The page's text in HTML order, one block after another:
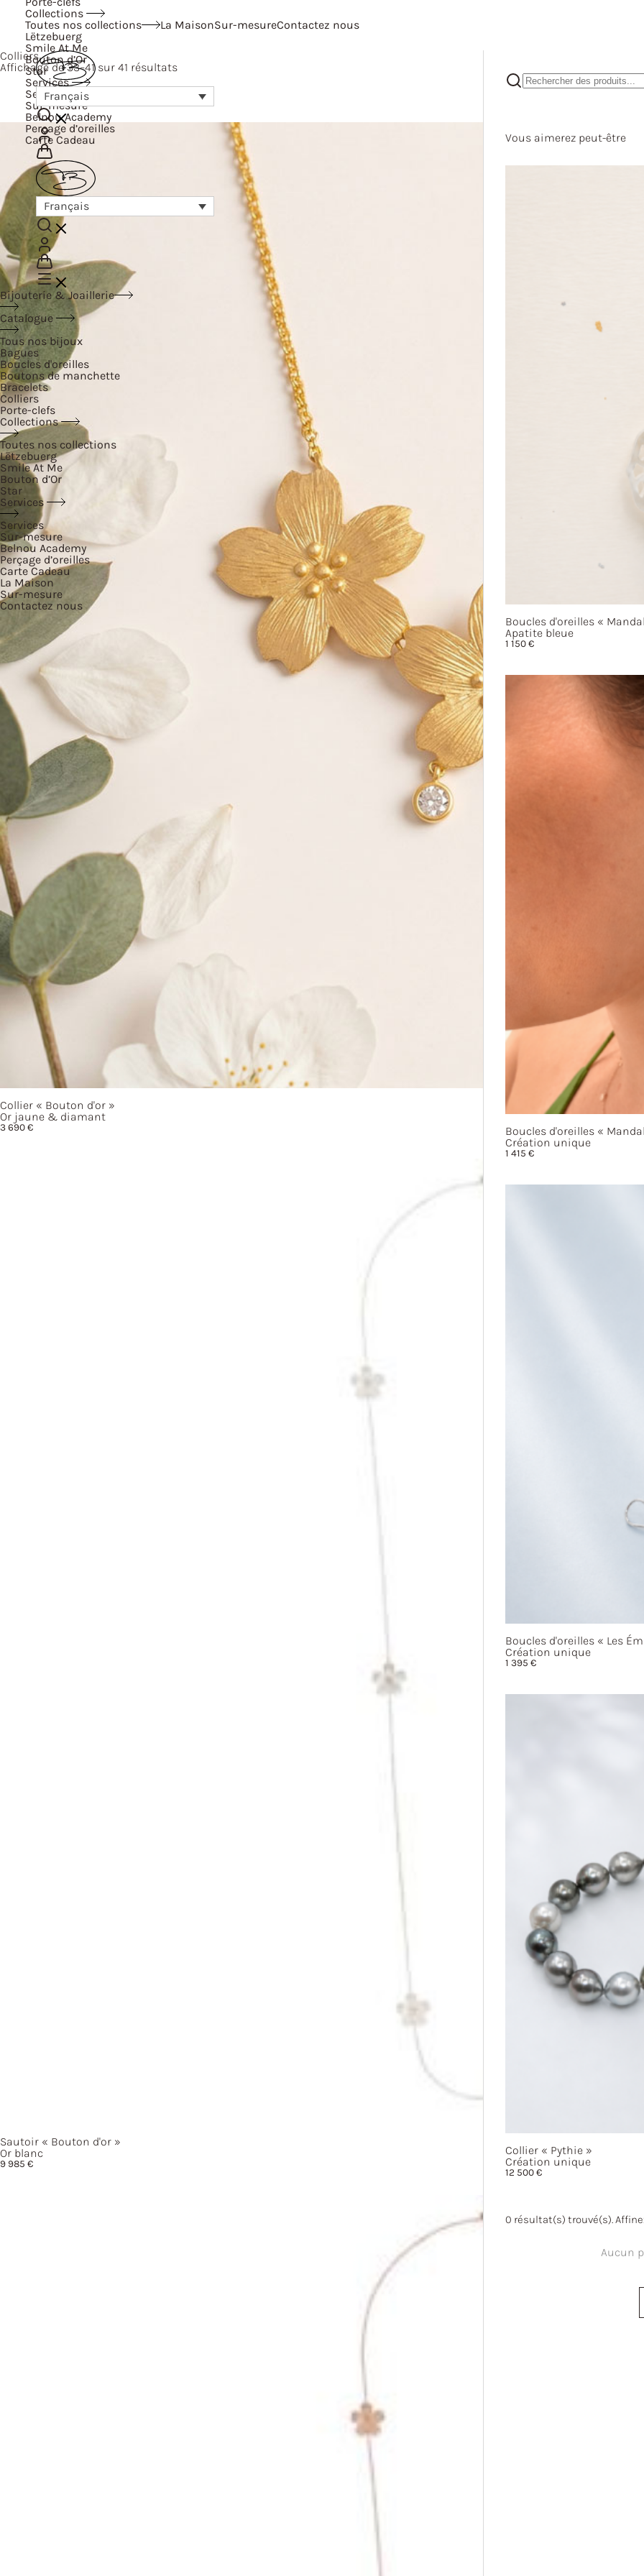
Collections
Toutes nos collections
Lëtzebuerg
Smile At Me
Bouton d’Or
Star
Services
Services
Sur-mesure
Belnou Academy
Perçage d’oreilles
Carte Cadeau
La MaisonSur-mesureContactez nous
Français
Français
Bijouterie & Joaillerie
Catalogue
Tous nos bijoux
Bagues
Boucles d'oreilles
Boutons de manchette
Bracelets
Colliers
Porte-clefs
Collections
Toutes nos collections
Lëtzebuerg
Smile At Me
Bouton d’Or
Star
Services
Services
Sur-mesure
Belnou Academy
Perçage d’oreilles
Carte Cadeau
La Maison
Sur-mesure
Contactez nous
Colliers
Affichage de 33–41 sur 41 résultats
Collier « Bouton d'or »
Or jaune & diamant
3 690€
Sautoir « Bouton d'or »
Or blanc
9 985 €
Vous aimerez peut-être
Boucles d'oreilles «
Apatite bleue
1 150€
Boucles d'oreilles «
Création unique
1 415 €
Boucles d'oreilles « Les
Création unique
1 395 €
Collier « Pythie »
Création unique
12 500€
0 résultat(s) trouvé(s).
Aucun